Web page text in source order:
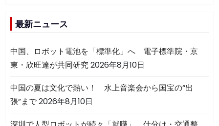
最新ニュース
中国、ロボット電池を「標準化」へ 電子標準院・京
東・欣旺達が共同研究2026年8月10日
中国の夏は文化で熱い！ 水上音楽会から国宝の“出
張”まで2026年8月10日